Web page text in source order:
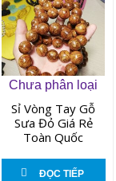
Chưa phân loại
Sỉ Vòng Tay Gỗ
Sưa Đỏ Giá Rẻ
Toàn Quốc
ĐỌC TIẾP